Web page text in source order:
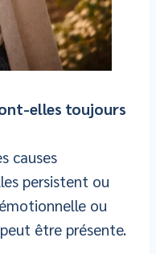
elles toujours
causes
persistent ou
ou
être présente.